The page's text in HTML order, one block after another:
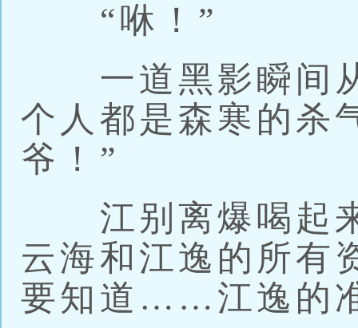
“咻！”
一道黑影瞬间从
个人都是森寒的杀
爷！”
江别离爆喝起来
云海和江逸的所有
要知道……江逸的